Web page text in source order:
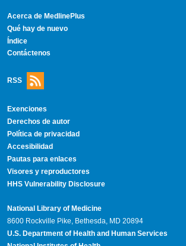
Acerca de MedlinePlus
Qué hay de nuevo
Índice
Contáctenos
RSS
Exenciones
Derechos de autor
Política de privacidad
Accesibilidad
Pautas para enlaces
Visores y reproductores
HHS Vulnerability Disclosure
National Library of Medicine
8600 Rockville Pike, Bethesda, MD 20894
U.S. Department of Health and Human Services